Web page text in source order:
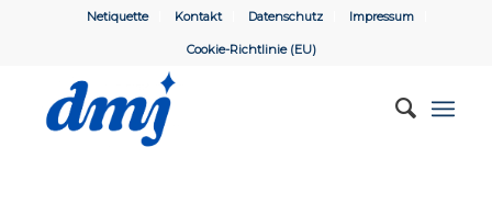
Netiquette Kontakt Datenschutz Impressum
Cookie-Richtlinie (EU)